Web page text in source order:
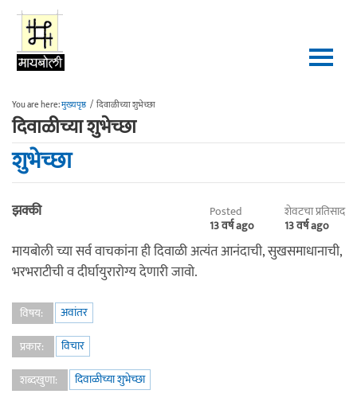
Skip to main content
You are here:मुख्यपृष्ठ / दिवाळीच्या शुभेच्छा
दिवाळीच्या शुभेच्छा
शुभेच्छा
झक्की Posted
13 वर्ष ago
शेवटचा प्रतिसाद
13 वर्ष ago
मायबोली च्या सर्व वाचकांना ही दिवाळी अत्यंत आनंदाची, सुखसमाधानाची,
भरभराटीची व दीर्घायुरारोग्य देणारी जावो.
विषय:
अवांतर
प्रकार:
विचार
शब्दखुणा:
दिवाळीच्या शुभेच्छा